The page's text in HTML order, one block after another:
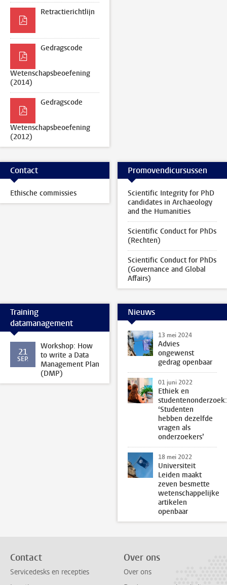
Retractierichtlijn
Gedragscode
Wetenschapsbeoefening
(2014)
Gedragscode
Wetenschapsbeoefening
(2012)
Contact
Ethische commissies
Promovendicursussen
Scientific Integrity for PhD
candidates in Archaeology
and the Humanities
Scientific Conduct for PhDs
(Rechten)
Scientific Conduct for PhDs
(Governance and Global
Affairs)
Training
datamanagement
21
SEP.
Workshop: How
to write a Data
Management Plan
(DMP)
Nieuws
13 mei 2024
Advies
ongewenst
gedrag openbaar
01 juni 2022
Ethiek en
studentenonderzoek:
‘Studenten
hebben dezelfde
vragen als
onderzoekers’
18 mei 2022
Universiteit
Leiden maakt
zeven besmette
wetenschappelijke
artikelen
openbaar
Contact
Servicedesks en recepties
Over ons
Over ons